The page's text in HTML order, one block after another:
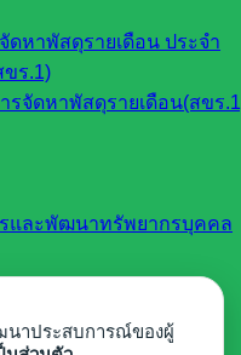
ดหาพัสดุรายเดือน ประจำ
ร.1)
รจัดหาพัสดุรายเดือน(สขร
และพัฒนาทรัพยากรบุคคล
นาประสบการณ์ของผู้